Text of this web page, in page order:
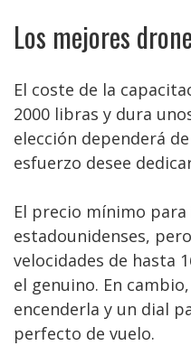
Los mejores
El coste de la
2000 libras y dura
elección dependerá
esfuerzo desee
El precio mínimo
estadounidenses,
velocidades de hasta
el genuino. En
encenderla y un dial
perfecto de vuelo.